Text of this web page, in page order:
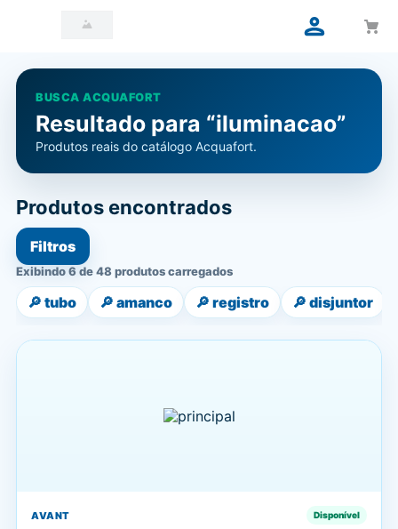
BUSCA ACQUAFORT
Resultado para “iluminacao”
Produtos reais do catálogo Acquafort.
Produtos encontrados
Filtros
Exibindo 6 de 48 produtos carregados
🔎 tubo 🔎 amanco 🔎 registro 🔎 disjuntor
AVANT Disponível